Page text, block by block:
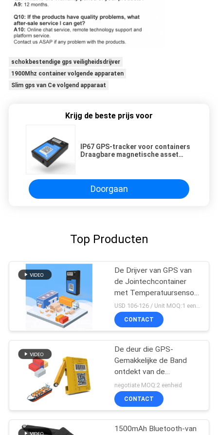
schokbestendige gps veiligheidsdrijver
1900Mhz container volgende apparaten
Slim gps van Ce volgend apparaat
Krijg de beste prijs voor
IP67 GPS-tracker voor containers
Draagbare magnetische asset
Doorgaan
Top Producten
De Drijver van GPS van
de Jointechcontainer
met Temperatuursensor
voor Koude Logistische
Ketting
USD 106-126 / Unit MOQ:1 eenheid
CONTACT
De deur die GPS-
Gemakkelijke de Band
ontdekt van de
Containerdrijver 4G
installeert lange
levensduur batterij
negotiate MOQ:2 eenheid
CONTACT
1500mAh Bluetooth-van